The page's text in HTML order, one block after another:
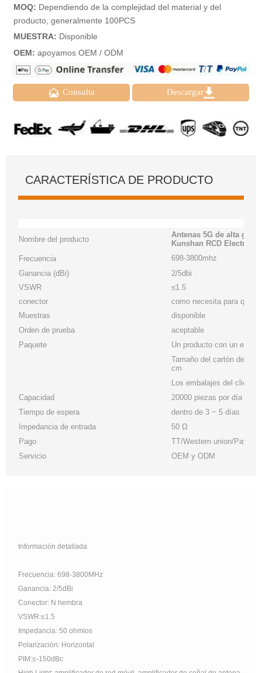
MOQ: Dependiendo de la complejidad del material y del
producto, generalmente 100PCS
MUESTRA: Disponible
OEM: apoyamos OEM / ODM
 Consulta Descargar
CARACTERÍSTICA DE PRODUCTO
Nombre del producto
Antenas 5G de alta
Kunshan RCD
Frecuencia
698-3800mhz
Ganancia (dBi)
2/5dbi
VSWR
≤1.5
conector
como necesita para que
Muestras
disponible
Orden de prueba
aceptable
Paquete
Un producto con un
Tamaño del cartón de
cm
Los embalajes del cliente
Capacidad
20000 piezas por día
Tiempo de espera
dentro de 3 ~ 5 días
Impedancia de entrada
50 Ω
Pago
TT/Western union/
Servicio
OEM y ODM
Información detallada
Frecuencia: 698-3800MHz
Ganancia: 2/5dBi
Conector: N hembra
VSWR:≤1.5
Impedancia: 50 ohmios
Polarización: Horizontal
PIM:≤-150dBc